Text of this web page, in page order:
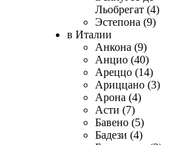
Льобрегат (4)
Эстепона (9)
в Италии
Анкона (9)
Анцио (40)
Ареццо (14)
Ариццано (3)
Арона (4)
Асти (7)
Бавено (5)
Бадези (4)